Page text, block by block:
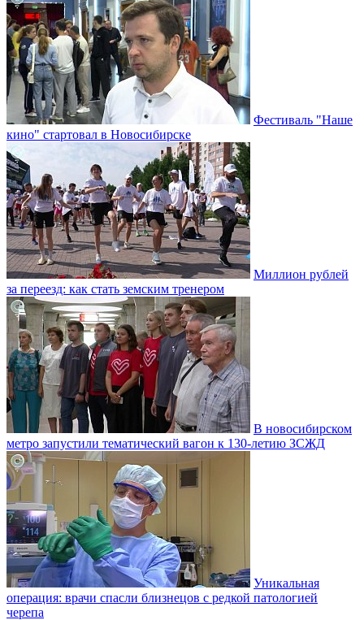
Фестиваль "Наше
кино" стартовал в Новосибирске
Миллион рублей
за переезд: как стать земским тренером
В новосибирском
метро запустили тематический вагон к 130-летию ЗСЖД
Уникальная
операция: врачи спасли близнецов с редкой патологией
черепа